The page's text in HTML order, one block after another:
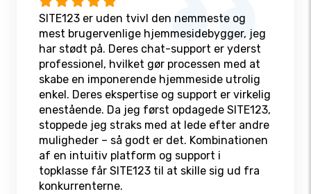
SITE123 er uden tvivl den nemmeste og
mest brugervenlige hjemmesidebygger, jeg
har stødt på. Deres chat-support er yderst
professionel, hvilket gør processen med at
skabe en imponerende hjemmeside utrolig
enkel. Deres ekspertise og support er virkelig
enestående. Da jeg først opdagede SITE123,
stoppede jeg straks med at lede efter andre
muligheder – så godt er det. Kombinationen
af en intuitiv platform og support i
topklasse får SITE123 til at skille sig ud fra
konkurrenterne.